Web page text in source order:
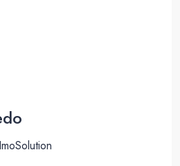
ImoSolution